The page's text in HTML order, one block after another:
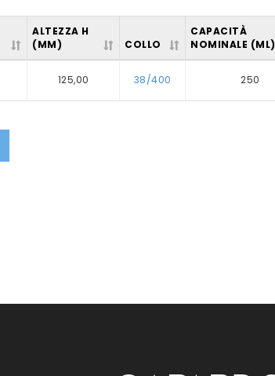
ALTEZZA H
(MM)
COLLO
CAPACITÀ
NOMINALE (ML)
125,00 38/400 250